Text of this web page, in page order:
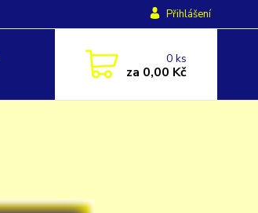
Přihlášení
0ks
za 0,00 Kč